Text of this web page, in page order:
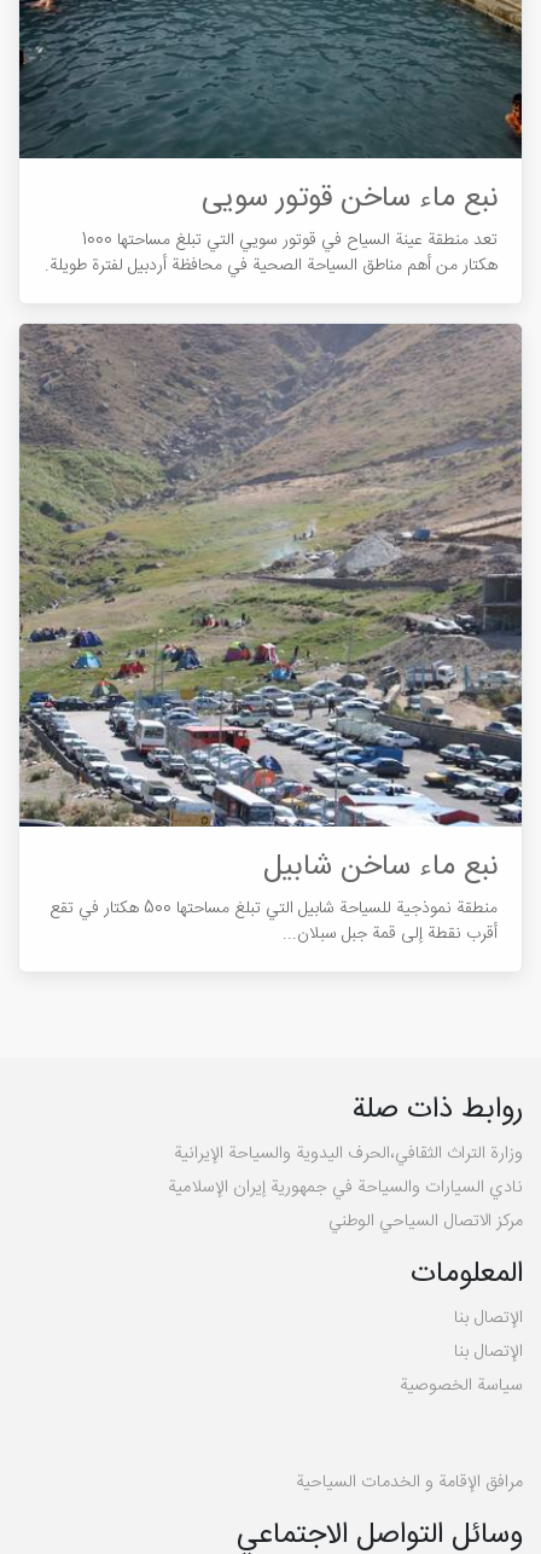
نبع ماء ساخن قوتور سویی
تعد منطقة عينة السياح في قوتور سویي التي تبلغ مساحتها 1000
هكتار من أهم مناطق السياحة الصحية في محافظة أردبيل لفترة طويلة.
نبع ماء ساخن شابیل
منطقة نموذجیة للسياحة شابیل التي تبلغ مساحتها 500 هكتار في تقع
أقرب نقطة إلى قمة جبل سبلان...
روابط ذات صلة
وزارة التراث الثقافي،الحرف اليدوية والسياحة الإيرانية
نادي السيارات والسياحة في جمهورية إيران الإسلامية
مركز الاتصال السياحي الوطني
المعلومات
الإتصال بنا
الإتصال بنا
سیاسة الخصوصية
مرافق الإقامة و الخدمات السياحية
وسائل التواصل الاجتماعي